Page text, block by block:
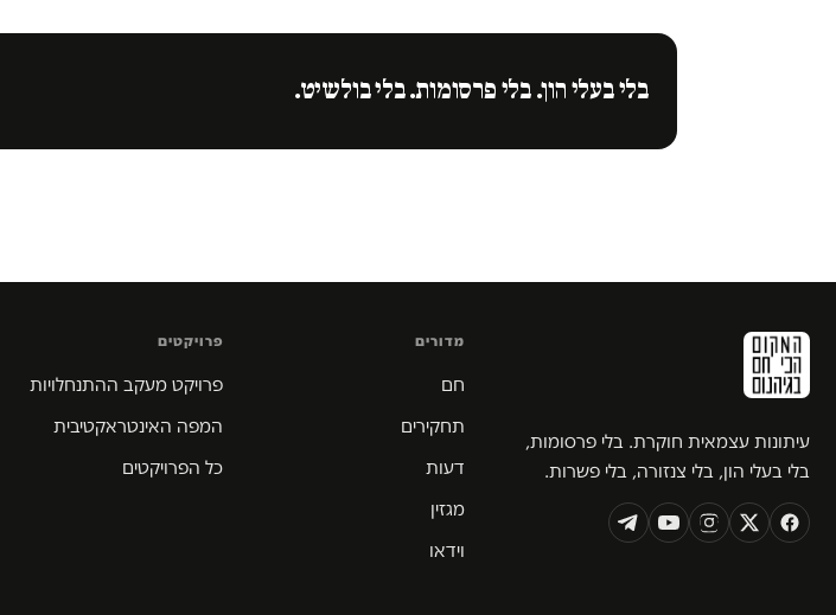
בלי בעלי הון. בלי פרסומות. בלי בולשיט.
עיתונות עצמאית חוקרת. בלי פרסומות,
בלי בעלי הון, בלי צנזורה, בלי פשרות.
מדורים
חם
תחקירים
דעות
מגזין
וידאו
פרויקטים
פרויקט מעקב ההתנחלויות
המפה האינטראקטיבית
כל הפרויקטים